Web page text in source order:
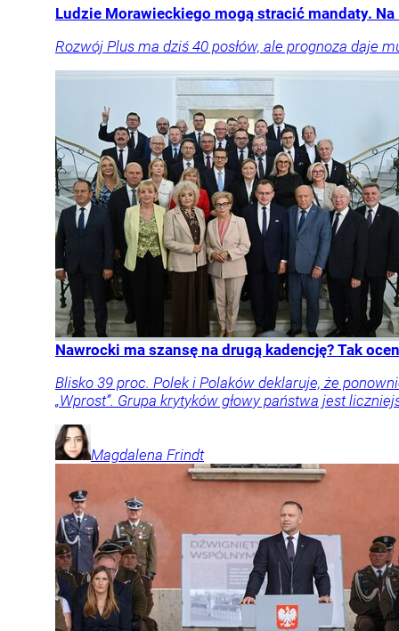
Ludzie Morawieckiego mogą stracić mandaty.
Rozwój Plus ma dziś 40 posłów, ale prognoza daje
Nawrocki ma szansę na drugą kadencję? Tak
Blisko 39 proc. Polek i Polaków deklaruje, że
„Wprost”. Grupa krytyków głowy państwa jest
Magdalena Frindt